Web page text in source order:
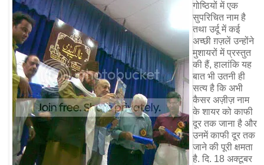
गोष्ठियों में एक
सुपरिचित नाम है
तथा उर्दू में कई
अच्छी ग़ज़लें उन्होंने
मुशायरों में प्रस्तुत
की हैं, हालांकि यह
बात भी उतनी ही
सत्य है कि अभी
कैसर अज़ीज़ नाम
के शायर को काफी
दूर तक जाना है और
उनमें काफी दूर तक
जाने की पूरी क्षमता
है. दि. 18 अक्टूबर